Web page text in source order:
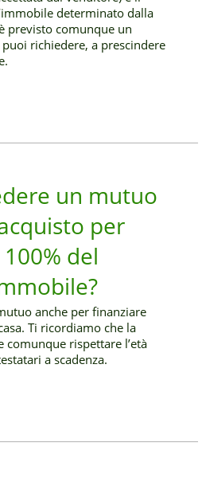
determinato dalla
previsto comunque un
richiedere, a prescindere
un mutuo
per
del
anche per finanziare
Ti ricordiamo che la
rispettare l’età
a scadenza.